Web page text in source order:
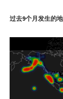
过去9个月发生的